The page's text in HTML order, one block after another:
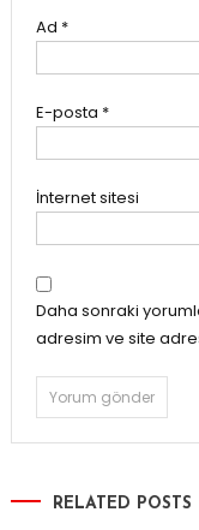
Ad *
E-posta *
İnternet sitesi
Daha sonraki
adresim ve site
RELATED POSTS